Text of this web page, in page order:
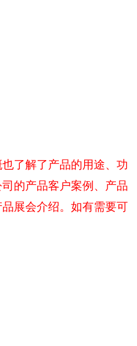
了解了产品的用途、功
的产品客户案例、产品
展会介绍。如有需要可